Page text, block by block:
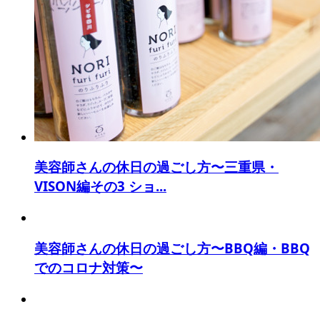
美容師さんの休日の過ごし方〜三重県・
VISON編その3 ショ...
美容師さんの休日の過ごし方〜BBQ編・BBQ
でのコロナ対策〜